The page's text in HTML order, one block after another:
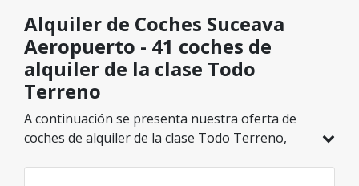
Alquiler de Coches Suceava
Aeropuerto - 41 coches de
alquiler de la clase Todo
Terreno
A continuación se presenta nuestra oferta de
coches de alquiler de la clase Todo Terreno,